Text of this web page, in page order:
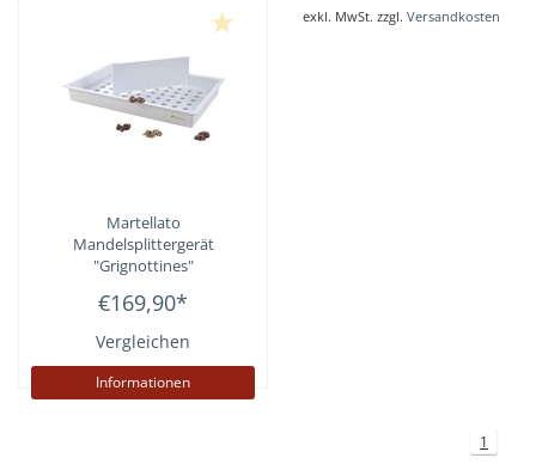
Martellato
Mandelsplittergerät
"Grignottines"
€169,90*
Vergleichen
Informationen
exkl. MwSt. zzgl. Versandkosten
1